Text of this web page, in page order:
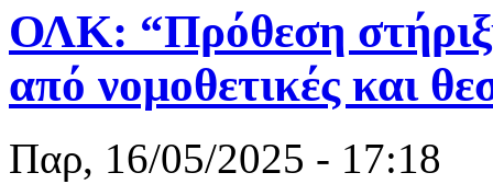
ΟΛΚ: “Πρόθεση
από νομοθετικές και
Παρ, 16/05/2025 - 17:18